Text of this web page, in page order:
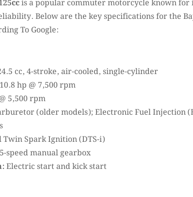
is a popular commuter motorcycle known for
Below are the key specifications for the
To Google:
cc, 4-stroke, air-cooled, single-cylinder
10.8 hp @ 7,500 rpm
5,500 rpm
(older models); Electronic Fuel Injection
Twin Spark Ignition (DTS-i)
5-speed manual gearbox
Electric start and kick start